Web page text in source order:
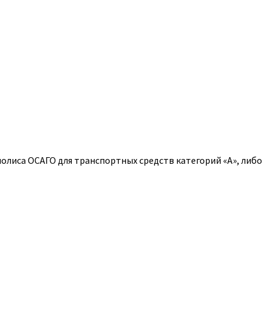
ОСАГО для транспортных средств категорий «A», либо